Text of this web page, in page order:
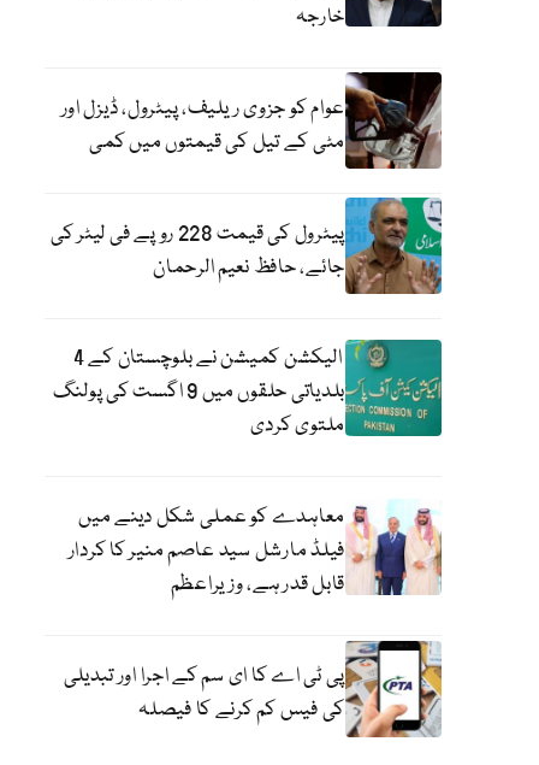
خارجہ
عوام کو جزوی ریلیف، پیٹرول، ڈیزل اور
مٹی کے تیل کی قیمتوں میں کمی
پیٹرول کی قیمت 228 روپے فی لیٹر کی
جائے، حافظ نعیم الرحمان
الیکشن کمیشن نے بلوچستان کے 4
بلدیاتی حلقوں میں 9 اگست کی پولنگ
ملتوی کردی
معاہدے کو عملی شکل دینے میں
فیلڈ مارشل سید عاصم منیر کا کردار
قابل قدر ہے، وزیراعظم
پی ٹی اے کا ای سم کے اجرا اور تبدیلی
کی فیس کم کرنے کا فیصلہ